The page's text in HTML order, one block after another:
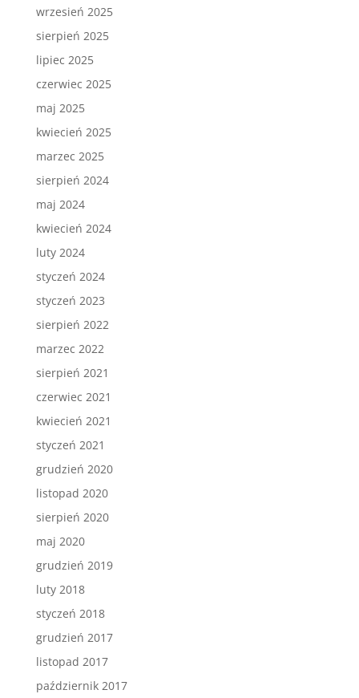
wrzesień 2025
sierpień 2025
lipiec 2025
czerwiec 2025
maj 2025
kwiecień 2025
marzec 2025
sierpień 2024
maj 2024
kwiecień 2024
luty 2024
styczeń 2024
styczeń 2023
sierpień 2022
marzec 2022
sierpień 2021
czerwiec 2021
kwiecień 2021
styczeń 2021
grudzień 2020
listopad 2020
sierpień 2020
maj 2020
grudzień 2019
luty 2018
styczeń 2018
grudzień 2017
listopad 2017
październik 2017